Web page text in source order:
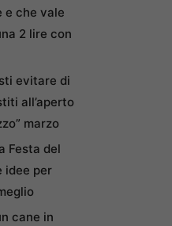
e che vale
2 lire con
evitare di
all’aperto
marzo
Festa del
idee per
cane in